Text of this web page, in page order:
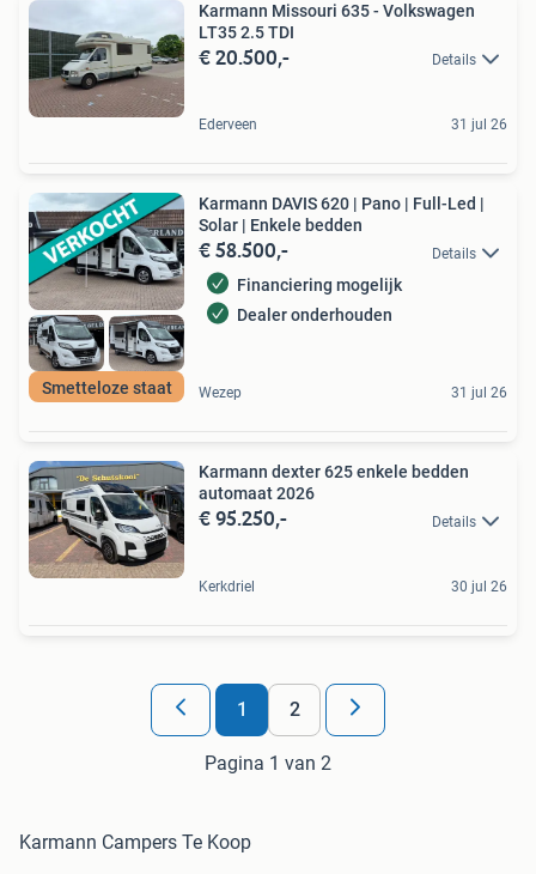
Karmann Missouri 635 - Volkswagen
LT35 2.5 TDI
€ 20.500,- Details
Ederveen 31 jul 26
Smetteloze staat
Karmann DAVIS 620 | Pano | Full-Led |
Solar | Enkele bedden
€ 58.500,- Details
Financiering mogelijk
Dealer onderhouden
Wezep 31 jul 26
Karmann dexter 625 enkele bedden
automaat 2026
€ 95.250,- Details
Kerkdriel 30 jul 26
1 2
Pagina 1 van 2
Karmann Campers Te Koop